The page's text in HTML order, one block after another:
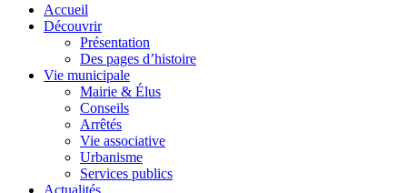
Accueil
Découvrir
Présentation
Des pages d’histoire
Vie municipale
Mairie & Élus
Conseils
Arrêtés
Vie associative
Urbanisme
Services publics
Actualités